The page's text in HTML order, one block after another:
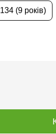
134 (9 років)